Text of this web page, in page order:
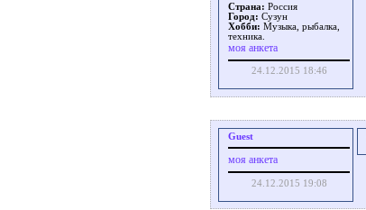
Страна: Россия
Город: Сузун
Хобби: Музыка, рыбалка,
техника.
моя анкета
24.12.2015 18:46
Guest
моя анкета
24.12.2015 19:08